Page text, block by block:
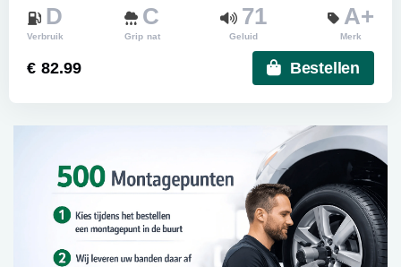
D
Verbruik
C
Grip nat
71
Geluid
A+
Merk
€ 82.99 Bestellen